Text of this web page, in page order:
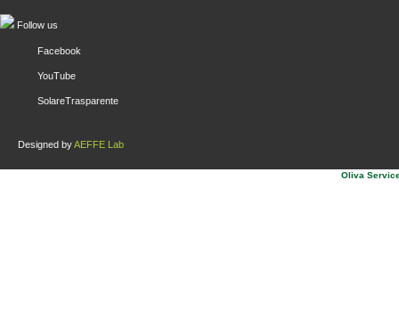
Follow us
Facebook
YouTube
SolareTrasparente
Designed byAEFFE Lab
Oliva